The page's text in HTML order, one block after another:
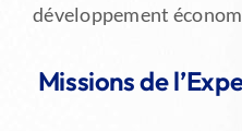
développement
Missions de